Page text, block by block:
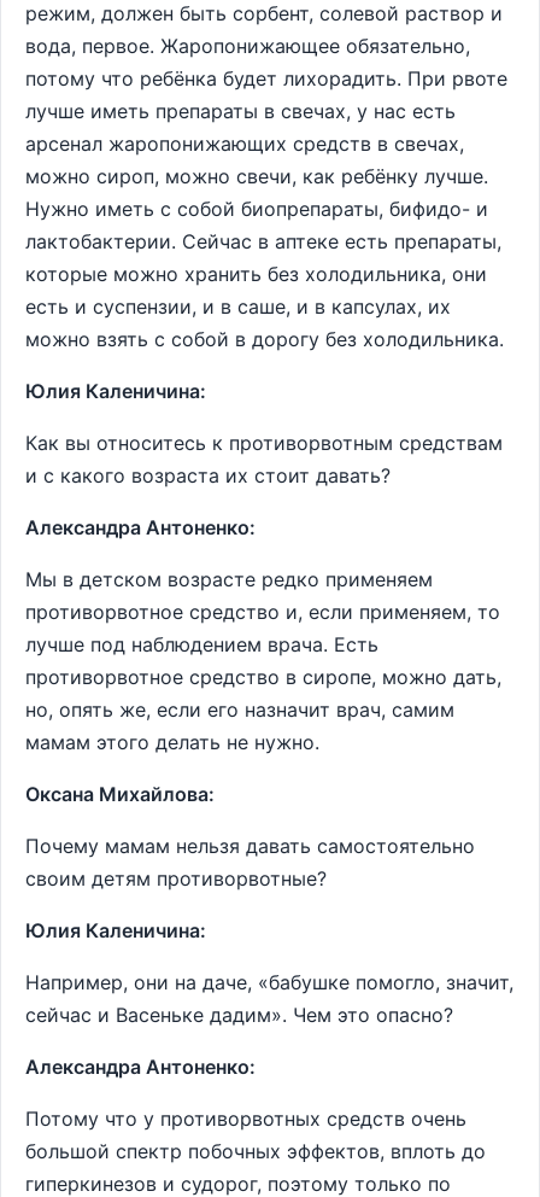
режим, должен быть сорбент, солевой раствор и
вода, первое. Жаропонижающее обязательно,
потому что ребёнка будет лихорадить. При рвоте
лучше иметь препараты в свечах, у нас есть
арсенал жаропонижающих средств в свечах,
можно сироп, можно свечи, как ребёнку лучше.
Нужно иметь с собой биопрепараты, бифидо- и
лактобактерии. Сейчас в аптеке есть препараты,
которые можно хранить без холодильника, они
есть и суспензии, и в саше, и в капсулах, их
можно взять с собой в дорогу без холодильника.
Юлия Каленичина:
Как вы относитесь к противорвотным средствам
и с какого возраста их стоит давать?
Александра Антоненко:
Мы в детском возрасте редко применяем
противорвотное средство и, если применяем, то
лучше под наблюдением врача. Есть
противорвотное средство в сиропе, можно дать,
но, опять же, если его назначит врач, самим
мамам этого делать не нужно.
Оксана Михайлова:
Почему мамам нельзя давать самостоятельно
своим детям противорвотные?
Юлия Каленичина:
Например, они на даче, «бабушке помогло, значит,
сейчас и Васеньке дадим». Чем это опасно?
Александра Антоненко:
Потому что у противорвотных средств очень
большой спектр побочных эффектов, вплоть до
гиперкинезов и судорог, поэтому только по